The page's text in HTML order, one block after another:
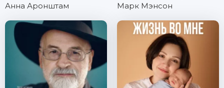
Анна Аронштам
Марк Мэнсон